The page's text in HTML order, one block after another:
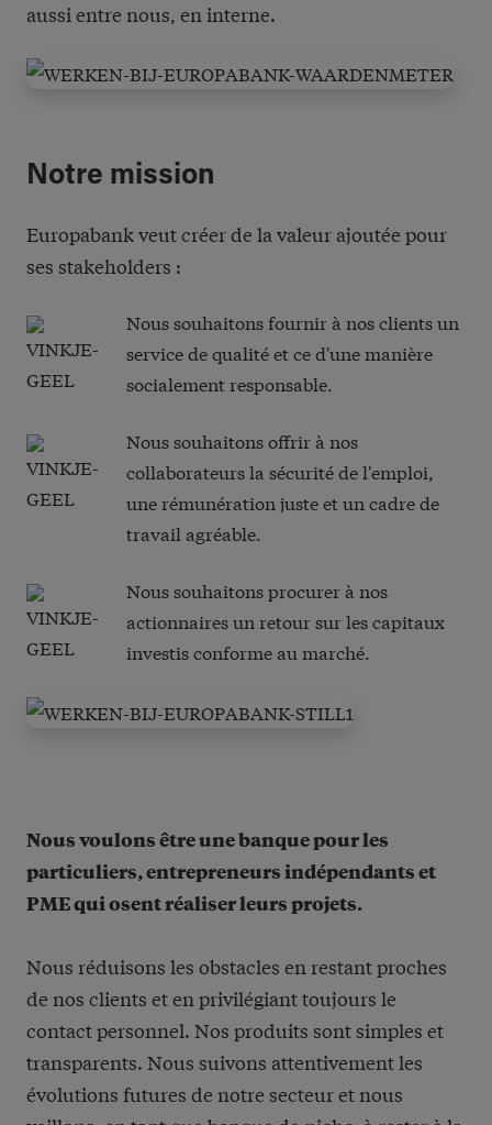
aussi entre nous, en interne.
Notre mission
Europabank veut créer de la valeur ajoutée pour
ses stakeholders :
Nous souhaitons fournir à nos clients un
service de qualité et ce d'une manière
socialement responsable.
Nous souhaitons offrir à nos
collaborateurs la sécurité de l'emploi,
une rémunération juste et un cadre de
travail agréable.
Nous souhaitons procurer à nos
actionnaires un retour sur les capitaux
investis conforme au marché.
Nous voulons être une banque pour les
particuliers, entrepreneurs indépendants et
PME qui osent réaliser leurs projets.
Nous réduisons les obstacles en restant proches
de nos clients et en privilégiant toujours le
contact personnel. Nos produits sont simples et
transparents. Nous suivons attentivement les
évolutions futures de notre secteur et nous